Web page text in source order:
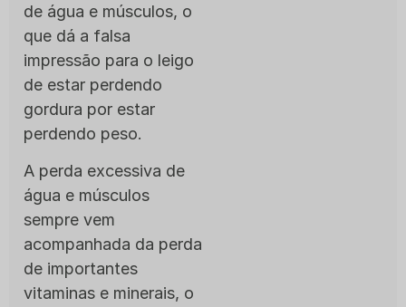
de água e músculos, o
que dá a falsa
impressão para o leigo
de estar perdendo
gordura por estar
perdendo peso.
A perda excessiva de
água e músculos
sempre vem
acompanhada da perda
de importantes
vitaminas e minerais, o